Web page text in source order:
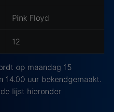
Pink Floyd
12
op maandag 15
14.00 uur bekendgemaakt.
lijst hieronder